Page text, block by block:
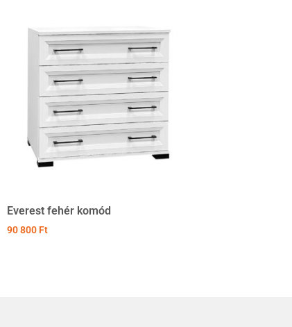
Everest fehér komód
90 800 Ft